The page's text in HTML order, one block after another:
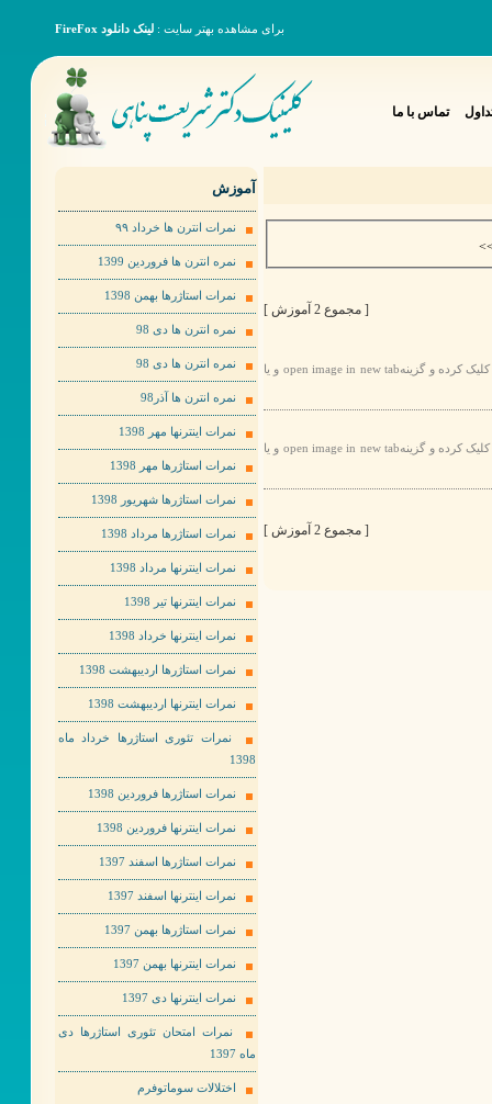
برای مشاهده بهتر سایت : لینک دانلود FireFox
تماس با ما
[ مجموع 2 آموزش ]
برای مشاهده عکس ها به صورت بهتر لطفا روی عکس مورد نظر راست کلیک کرده و گزینهopen image in new tab و یا
برای مشاهده عکس ها به صورت بهتر لطفا روی عکس مورد نظر راست کلیک کرده و گزینهopen image in new tab و یا
[ مجموع 2 آموزش ]
آموزش
نمرات انترن ها خرداد ٩٩
نمره انترن ها فروردین 1399
نمرات استاژرها بهمن 1398
نمره انترن ها دی 98
نمره انترن ها دی 98
نمره انترن ها آذر98
نمرات اینترنها مهر 1398
نمرات استاژرها مهر 1398
نمرات استاژرها شهریور 1398
نمرات استاژرها مرداد 1398
نمرات اینترنها مرداد 1398
نمرات اینترنها تیر 1398
نمرات اینترنها خرداد 1398
نمرات استاژرها اردیبهشت 1398
نمرات اینترنها اردیبهشت 1398
نمرات تئوری استاژرها خرداد ماه
1398
نمرات استاژرها فروردین 1398
نمرات اینترنها فروردین 1398
نمرات استاژرها اسفند 1397
نمرات اینترنها اسفند 1397
نمرات استاژرها بهمن 1397
نمرات اینترنها بهمن 1397
نمرات اینترنها دی 1397
نمرات امتحان تئوری استاژرها دی
ماه 1397
اختلالات سوماتوفرم